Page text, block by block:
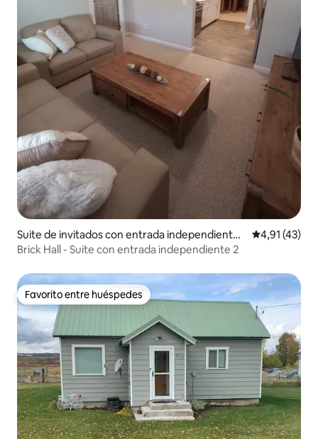
Suite de invitados con entrada independiente
en Rockland
Calificación
4,91 (43)
Brick Hall - Suite con entrada independiente 2
Favorito entre huéspedes
Favorito entre huéspedes